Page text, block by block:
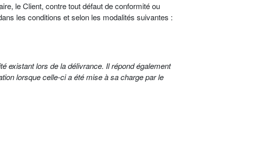
le Client, contre tout défaut de conformité ou
les conditions et selon les modalités suivantes :
existant lors de la délivrance. Il répond également
lorsque celle-ci a été mise à sa charge par le